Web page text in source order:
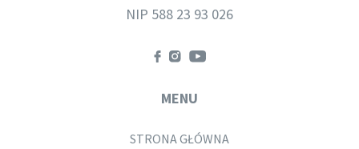
NIP 588 23 93 026
MENU
STRONA GŁÓWNA